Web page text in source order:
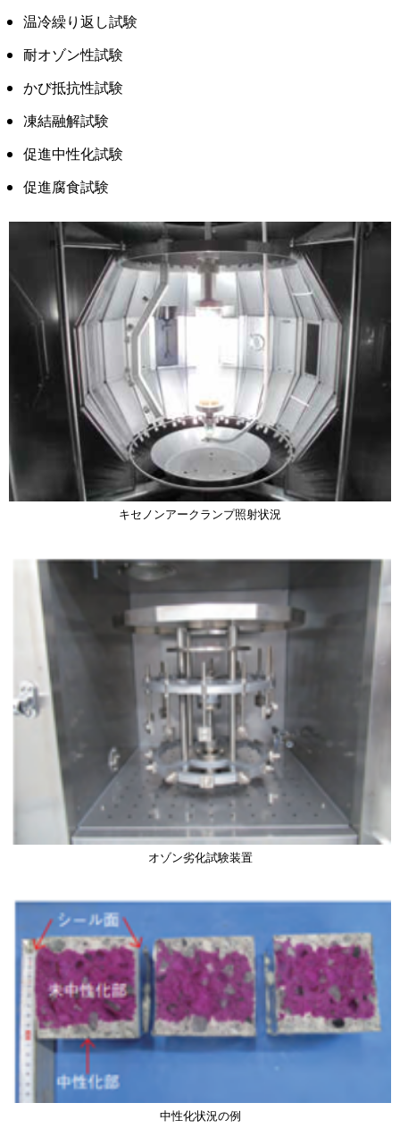
温冷繰り返し試験
耐オゾン性試験
かび抵抗性試験
凍結融解試験
促進中性化試験
促進腐食試験
キセノンアークランプ照射状況
オゾン劣化試験装置
画
中性化状況の例